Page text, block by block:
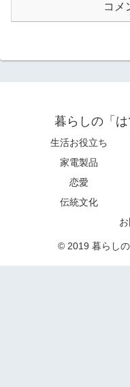
コメ
暮らしの「
生活お役立ち
家電製品
恋愛
伝統文化
© 2019 暮らし